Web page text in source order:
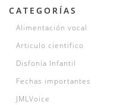
CATEGORÍAS
Alimentación vocal
Articulo cientifico
Disfonía Infantil
Fechas importantes
JMLVoice